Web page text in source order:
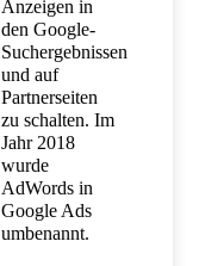
Anzeigen in
den Google-
Suchergebnissen
und auf
Partnerseiten
zu schalten. Im
Jahr 2018
wurde
AdWords in
Google Ads
umbenannt.